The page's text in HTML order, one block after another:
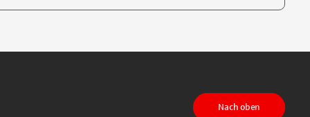
Nach oben